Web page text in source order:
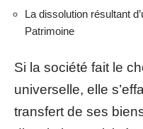
La dissolution résultant
Patrimoine
Si la société fait le
universelle, elle
transfert de ses